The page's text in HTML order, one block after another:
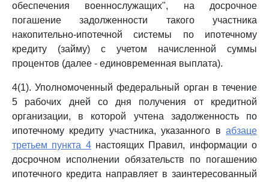
обеспечения военнослужащих", на досрочное
погашение задолженности такого участника
накопительно-ипотечной системы по ипотечному
кредиту (займу) с учетом начисленной суммы
процентов (далее - единовременная выплата).
4(1). Уполномоченный федеральный орган в течение
5 рабочих дней со дня получения от кредитной
организации, в которой учтена задолженность по
ипотечному кредиту участника, указанного в абзаце
третьем пункта 4настоящих Правил, информации о
досрочном исполнении обязательств по погашению
ипотечного кредита направляет в заинтересованный